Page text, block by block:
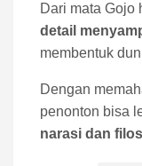
Dari mata Gojo
detail
membentuk
Dengan
penonton bisa
narasi dan